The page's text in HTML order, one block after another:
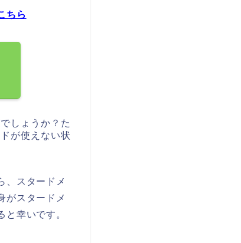
ちら
しょうか？た
が使えない状
、スタードメ
がスタードメ
幸いです。